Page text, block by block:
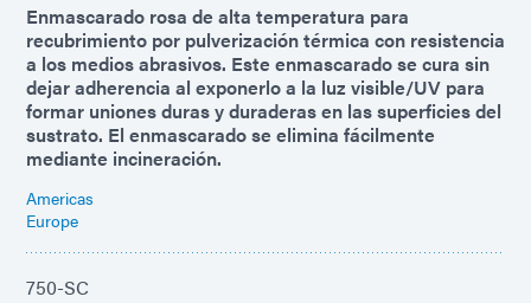
Enmascarado rosa de alta temperatura para
recubrimiento por pulverización térmica con resistencia
a los medios abrasivos. Este enmascarado se cura sin
dejar adherencia al exponerlo a la luz visible/UV para
formar uniones duras y duraderas en las superficies del
sustrato. El enmascarado se elimina fácilmente
mediante incineración.
Americas
Europe
750-SC